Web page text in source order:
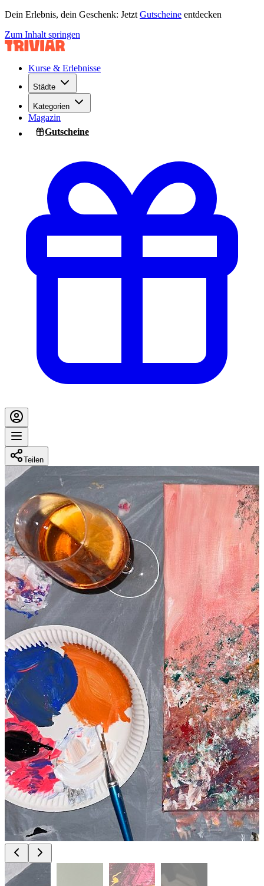
Dein Erlebnis, dein Geschenk: Jetzt Gutscheine entdecken
Zum Inhalt springen
Kurse & Erlebnisse
Städte
Kategorien
Magazin
Gutscheine
Teilen